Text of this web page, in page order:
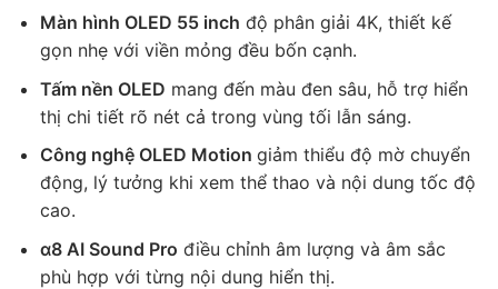
Màn hình OLED 55 inch độ phân giải 4K, thiết kế
gọn nhẹ với viền mỏng đều bốn cạnh.
Tấm nền OLED mang đến màu đen sâu, hỗ trợ hiển
thị chi tiết rõ nét cả trong vùng tối lẫn sáng.
Công nghệ OLED Motion giảm thiểu độ mờ chuyển
động, lý tưởng khi xem thể thao và nội dung tốc độ
cao.
α8 AI Sound Pro điều chỉnh âm lượng và âm sắc
phù hợp với từng nội dung hiển thị.